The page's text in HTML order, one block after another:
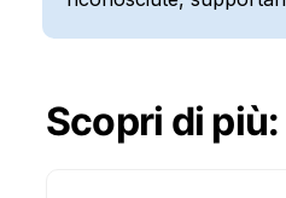
Scopri di più: